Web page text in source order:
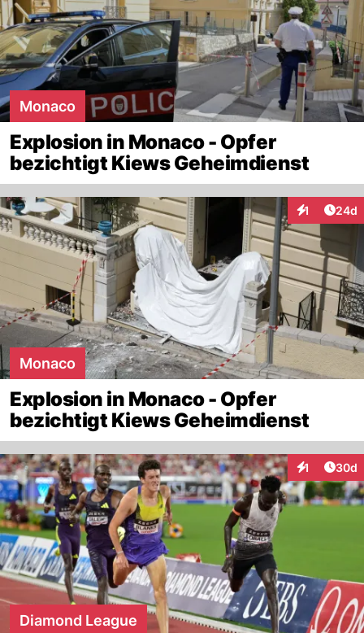
Monaco
Explosion in Monaco - Opfer
bezichtigt Kiews Geheimdienst
1
Interaktionen
24d
Monaco
Explosion in Monaco - Opfer
bezichtigt Kiews Geheimdienst
1
Interaktionen
30d
Diamond League